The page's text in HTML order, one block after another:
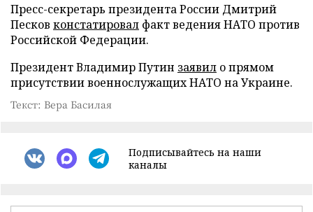
Пресс-секретарь президента России Дмитрий
Песков констатировал факт ведения НАТО против
Российской Федерации.
Президент Владимир Путин заявил о прямом
присутствии военнослужащих НАТО на Украине.
Текст: Вера Басилая
Подписывайтесь на наши
каналы